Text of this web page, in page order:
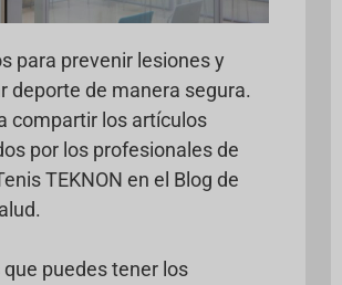
para prevenir lesiones y
deporte de manera segura.
compartir los artículos
por los profesionales de
TEKNON en el Blog de
que puedes tener los